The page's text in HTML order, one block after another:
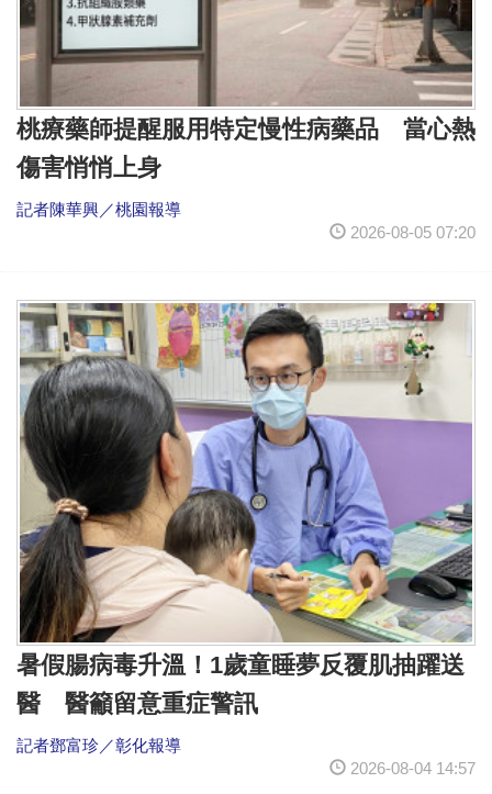
桃療藥師提醒服用特定慢性病藥品 當心熱
傷害悄悄上身
記者陳華興／桃園報導
2026-08-05 07:20
暑假腸病毒升溫！1歲童睡夢反覆肌抽躍送
醫 醫籲留意重症警訊
記者鄧富珍／彰化報導
2026-08-04 14:57